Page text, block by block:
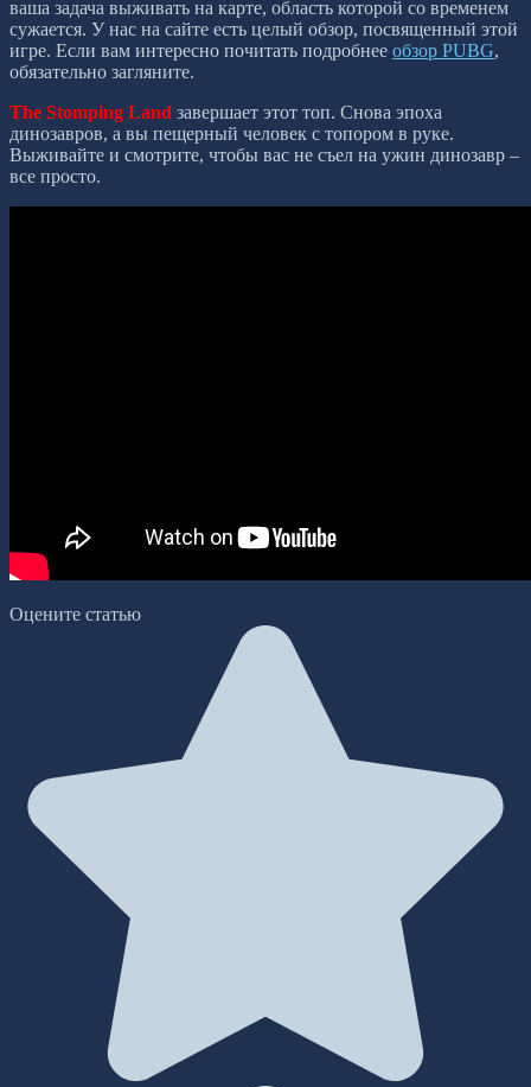
ваша задача выживать на карте, область которой со временем
сужается. У нас на сайте есть целый обзор, посвященный этой
игре. Если вам интересно почитать подробнее обзор PUBG,
обязательно загляните.
The Stomping Land завершает этот топ. Снова эпоха
динозавров, а вы пещерный человек с топором в руке.
Выживайте и смотрите, чтобы вас не съел на ужин динозавр –
все просто.
Оцените статью